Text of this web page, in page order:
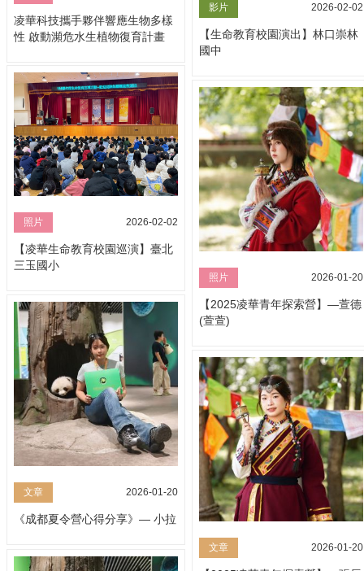
凌華科技攜手夥伴響應生物多樣
性 啟動瀕危水生植物復育計畫
影片 2026-02-02
【生命教育校園演出】林口崇林
國中
照片 2026-02-02
【凌華生命教育校園巡演】臺北
三玉國小
照片 2026-01-20
【2025凌華青年探索營】—萱德
(萱萱)
文章 2026-01-20
《成都夏令營心得分享》— 小拉
文章 2026-01-20